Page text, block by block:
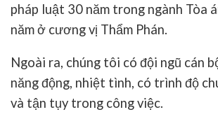
pháp luật 30 năm trong ngành Tòa
năm ở cương vị Thẩm Phán.
Ngoài ra, chúng tôi có đội ngũ cán
năng động, nhiệt tình, có trình độ
và tận tụy trong công việc.